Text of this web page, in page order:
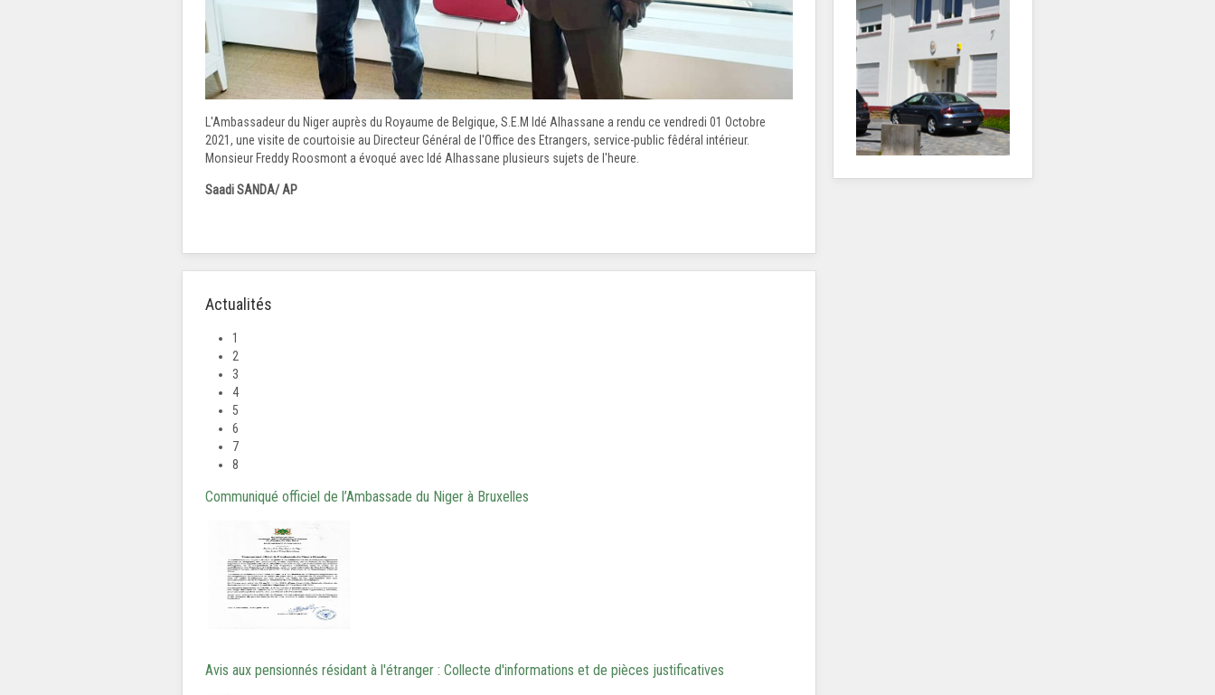
L'Ambassadeur du Niger auprès du Royaume de Belgique, S.E.M Idé Alhassane a rendu ce vendredi 01 Octobre
2021, une visite de courtoisie au Directeur Général de l'Office des Etrangers, service-public fêdéral intérieur.
Monsieur Freddy Roosmont a évoqué avec Idé Alhassane plusieurs sujets de l'heure.
Saadi SANDA/ AP
Actualités
1
2
3
4
5
6
7
8
Communiqué officiel de l’Ambassade du Niger à Bruxelles
Avis aux pensionnés résidant à l'étranger : Collecte d'informations et de pièces justificatives